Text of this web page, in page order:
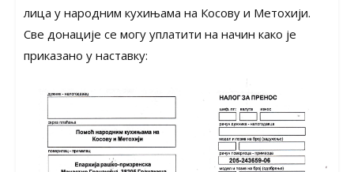
лица у народним кухињама на Косову и Метохији.
Све донације се могу уплатити на начин како је
приказано у наставку: